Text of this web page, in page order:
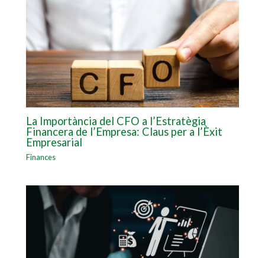
La Importància del CFO a l’Estratègia
Financera de l’Empresa: Claus per a l’Èxit
Empresarial
Finances